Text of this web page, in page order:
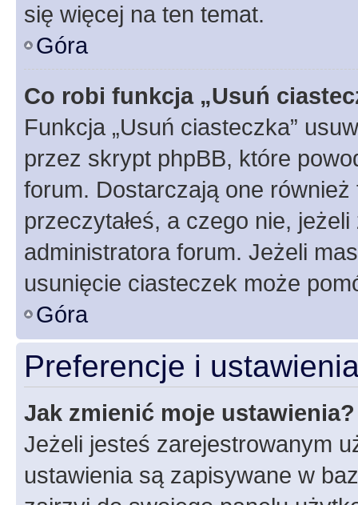
się więcej na ten temat.
Góra
Co robi funkcja „Usuń
Funkcja „Usuń ciasteczka”
przez skrypt phpBB, które
forum. Dostarczają one
przeczytałeś, a czego nie,
administratora forum. Jeżeli
usunięcie ciasteczek może
Góra
Preferencje i
Jak zmienić moje ustawienia?
Jeżeli jesteś zarejestrowanym
ustawienia są zapisywane w